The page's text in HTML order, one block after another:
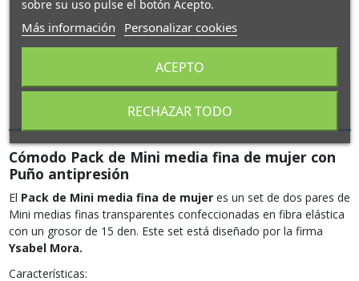
Cómodo Pack de Mini media fina de mujer con
Puño antipresión
El Pack de Mini media fina de mujeres un set de dos pares de
Mini medias finas transparentes confeccionadas en fibra elástica
con un grosor de 15 den. Este set está diseñado por la firma
Ysabel Mora.
Características:
sobre su uso pulse el botón Acepto.
Más información Personalizar cookies
RECHAZAR TODO
ACEPTO